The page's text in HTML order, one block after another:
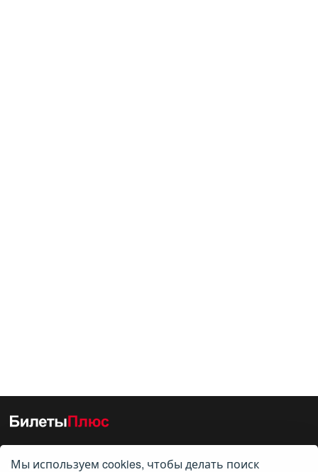
О нас
Мы используем cookies, чтобы делать поиск